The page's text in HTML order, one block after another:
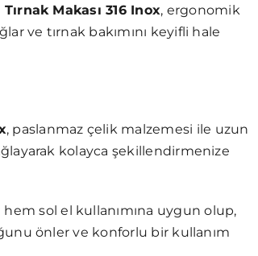
Makası 316 Inox, ergonomik
ve tırnak bakımını keyifli hale
, paslanmaz çelik malzemesi ile uzun
kolayca şekillendirmenize
sol el kullanımına uygun olup,
önler ve konforlu bir kullanım